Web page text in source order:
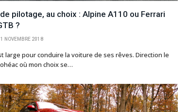
pilotage, au choix : Alpine A110 ou Ferrari
?
1 NOVEMBRE 2018
large pour conduire la voiture de ses rêves. Direction le
où mon choix se…